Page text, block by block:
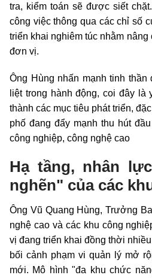
tra, kiểm toán sẽ được siết
công việc thông qua các chỉ số
triển khai nghiêm túc nhằm
đơn vị.
Ông Hùng nhấn mạnh tinh
liệt trong hành động, coi đây là
thành các mục tiêu phát triển,
phố đang đẩy mạnh thu hút
công nghiệp, công nghệ cao
Hạ tầng, nhân
nghẽn" của các
Ông Vũ Quang Hùng, Trưởng
nghệ cao và các khu công
vị đang triển khai đồng thời
bối cảnh phạm vi quản lý mở
mới. Mô hình "đa khu chức